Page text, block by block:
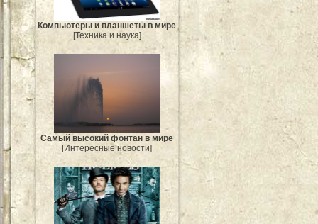
Компьютеры и планшеты в мире
[Техника и наука]
Самый высокий фонтан в мире
[Интересные новости]